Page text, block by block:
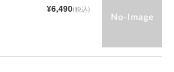
¥6,490(税込)